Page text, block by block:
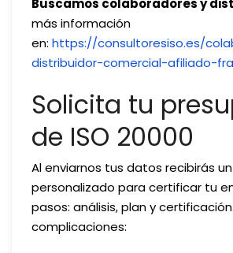
más información
en: https://consultoresiso.es/
distribuidor-comercial-afiliado-
Solicita tu
de ISO 20000
Al enviarnos tus datos recibirás
personalizado para certificar tu
pasos: análisis, plan y
complicaciones: